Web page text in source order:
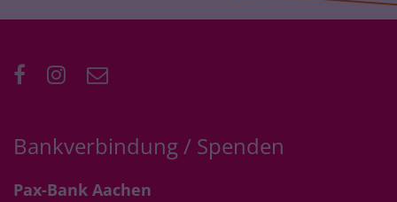
Bankverbindung / Spenden
Pax-Bank Aachen